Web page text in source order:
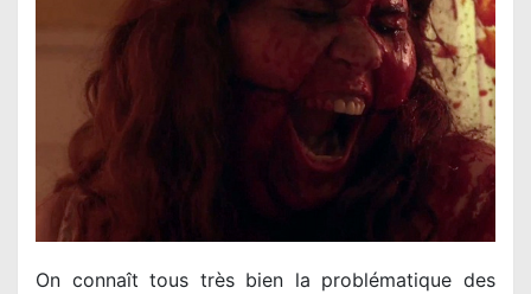
On connaît tous très bien la problématique des